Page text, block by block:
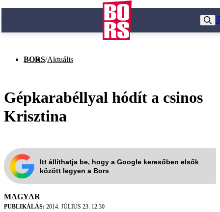
BORS/Aktuális
Gépkarabéllyal hódít a csinos
Krisztina
Itt állíthatja be, hogy a Google keresőben elsők
között legyen a Bors
MAGYAR
PUBLIKÁLÁS: 2014. JÚLIUS 23. 12:30